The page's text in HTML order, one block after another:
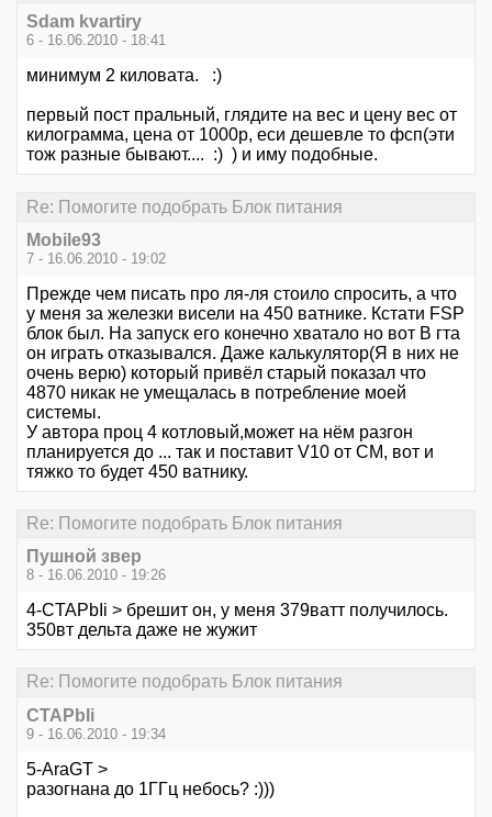
Sdam kvartiry
6 - 16.06.2010 - 18:41
минимум 2 киловата. :)
первый пост пральный, глядите на вес и цену вес от
килограмма, цена от 1000р, еси дешевле то фсп(эти
тож разные бывают.... :) ) и иму подобные.
Re: Помогите подобрать Блок питания
Mobile93
7 - 16.06.2010 - 19:02
Прежде чем писать про ля-ля стоило спросить, а что
у меня за железки висели на 450 ватнике. Кстати FSP
блок был. На запуск его конечно хватало но вот В гта
он играть отказывался. Даже калькулятор(Я в них не
очень верю) который привёл старый показал что
4870 никак не умещалась в потребление моей
системы.
У автора проц 4 котловый,может на нём разгон
планируется до ... так и поставит V10 от СМ, вот и
тяжко то будет 450 ватнику.
Re: Помогите подобрать Блок питания
Пушной звер
8 - 16.06.2010 - 19:26
4-CTAPbIi > брешит он, у меня 379ватт получилось.
350вт дельта даже не жужит
Re: Помогите подобрать Блок питания
CTAPbIi
9 - 16.06.2010 - 19:34
5-AraGT >
разогнана до 1ГГц небось? :)))